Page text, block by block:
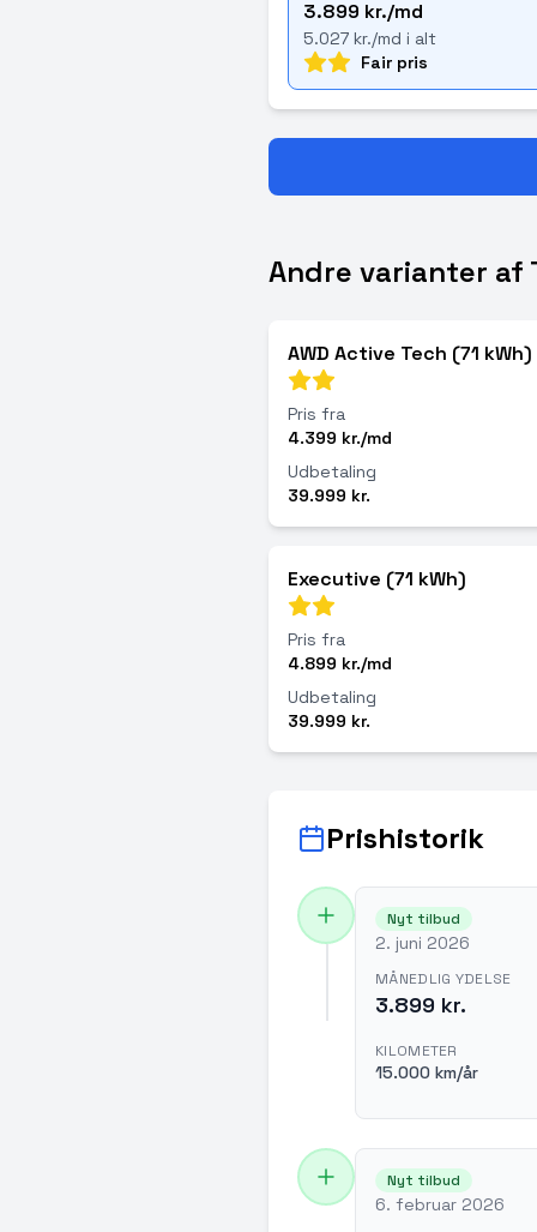
3.899 kr./md
5.027 kr./md i alt
Fair pris
Andre varianter af
AWD Active Tech (71 kWh)
Pris fra
4.399 kr./md
Udbetaling
39.999 kr.
Executive (71 kWh)
Pris fra
4.899 kr./md
Udbetaling
39.999 kr.
Prishistorik
Nyt tilbud
2. juni 2026
MÅNEDLIG YDELSE
3.899 kr.
KILOMETER
15.000 km/år
Nyt tilbud
6. februar 2026